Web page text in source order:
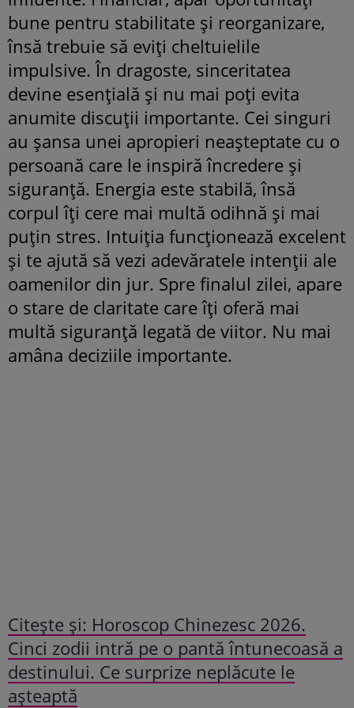
bune pentru stabilitate și reorganizare,
însă trebuie să eviți cheltuielile
impulsive. În dragoste, sinceritatea
devine esențială și nu mai poți evita
anumite discuții importante. Cei singuri
au șansa unei apropieri neașteptate cu o
persoană care le inspiră încredere și
siguranță. Energia este stabilă, însă
corpul îți cere mai multă odihnă și mai
puțin stres. Intuiția funcționează excelent
și te ajută să vezi adevăratele intenții ale
oamenilor din jur. Spre finalul zilei, apare
o stare de claritate care îți oferă mai
multă siguranță legată de viitor. Nu mai
amâna deciziile importante.
Citește și: Horoscop Chinezesc 2026.
Cinci zodii intră pe o pantă întunecoasă a
destinului. Ce surprize neplăcute le
așteaptă